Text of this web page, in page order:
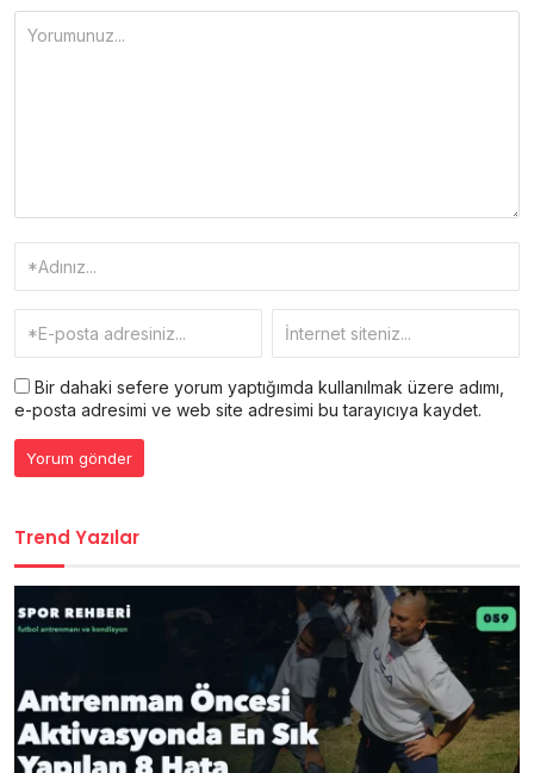
Bir dahaki sefere yorum yaptığımda kullanılmak üzere adımı,
e-posta adresimi ve web site adresimi bu tarayıcıya kaydet.
Trend Yazılar